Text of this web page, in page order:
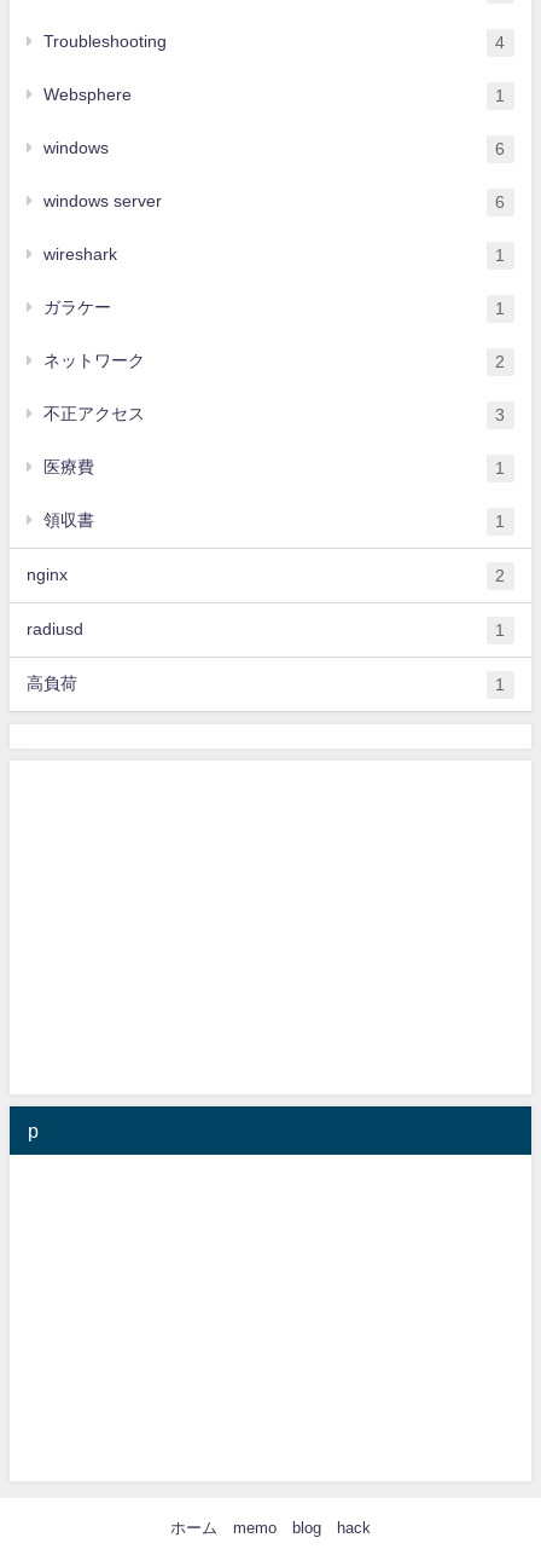
Troubleshooting 4
Websphere 1
windows 6
windows server 6
wireshark 1
ガラケー 1
ネットワーク 2
不正アクセス 3
医療費 1
領収書 1
nginx 2
radiusd 1
高負荷 1
p
ホーム memo blog hack